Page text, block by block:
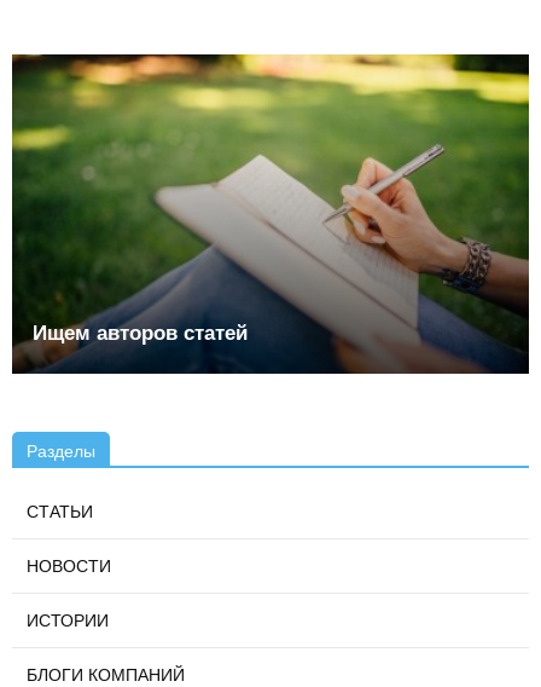
Ищем авторов статей
Разделы
СТАТЬИ
НОВОСТИ
ИСТОРИИ
БЛОГИ КОМПАНИЙ